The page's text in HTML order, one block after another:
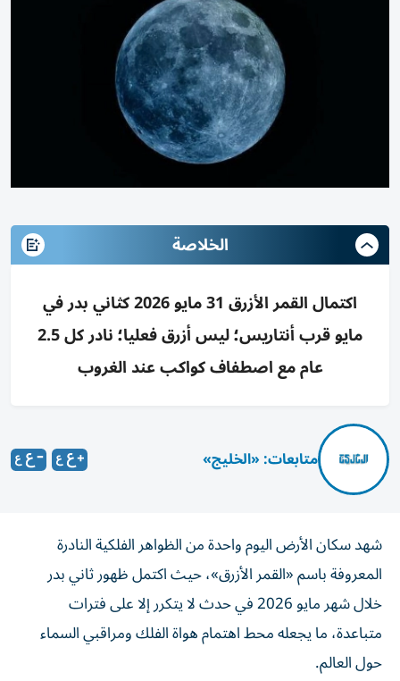
الخلاصة
اكتمال القمر الأزرق 31 مايو 2026 كثاني بدر في
مايو قرب أنتاريس؛ ليس أزرق فعليا؛ نادر كل 2.5
عام مع اصطفاف كواكب عند الغروب
متابعات: «الخليج»
شهد سكان الأرض اليوم واحدة من الظواهر الفلكية النادرة
المعروفة باسم «القمر الأزرق»، حيث اكتمل ظهور ثاني بدر
خلال شهر مايو 2026 في حدث لا يتكرر إلا على فترات
متباعدة، ما يجعله محط اهتمام هواة الفلك ومراقبي السماء
حول العالم.